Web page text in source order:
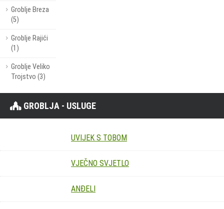
Groblje Breza
(5)
Groblje Rajići
(1)
Groblje Veliko
Trojstvo (3)
GROBLJA - USLUGE
UVIJEK S TOBOM
VJEČNO SVJETLO
ANĐELI